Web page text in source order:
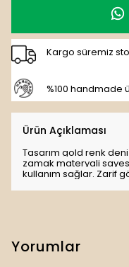
Kargo süremiz
%100 handmade
Ürün Açıklaması
Tasarım gold renk
zamak materyali
kullanım sağlar. Zarif
Yorumlar